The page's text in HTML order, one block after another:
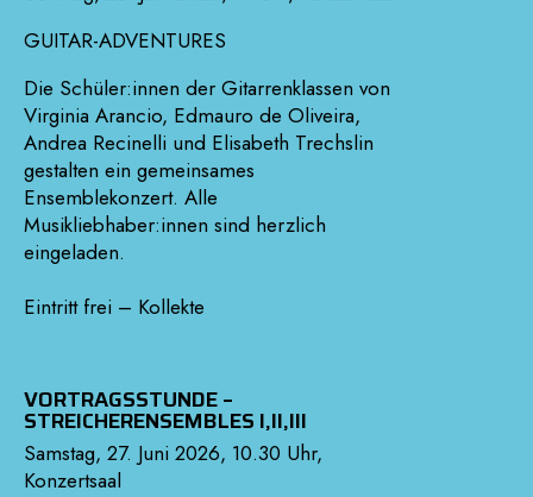
GUITAR-ADVENTURES
Die Schüler:innen der Gitarrenklassen von
Virginia Arancio, Edmauro de Oliveira,
Andrea Recinelli und Elisabeth Trechslin
gestalten ein gemeinsames
Ensemblekonzert. Alle
Musikliebhaber:innen sind herzlich
eingeladen.
Eintritt frei – Kollekte
VORTRAGSSTUNDE –
STREICHERENSEMBLES I,II,III
Samstag, 27. Juni 2026, 10.30 Uhr,
Konzertsaal